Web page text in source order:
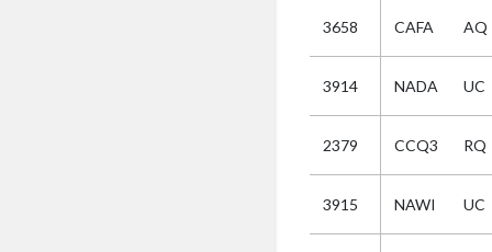
3658 CAFA AQ
3914 NADA UC
2379 CCQ3 RQ
3915 NAWI UC